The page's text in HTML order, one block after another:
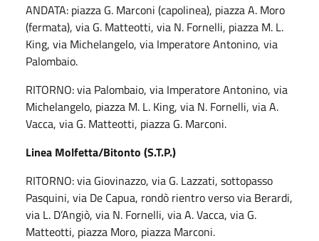
ANDATA: piazza G. Marconi (capolinea), piazza A. Moro
(fermata), via G. Matteotti, via N. Fornelli, piazza M. L.
King, via Michelangelo, via Imperatore Antonino, via
Palombaio.
RITORNO: via Palombaio, via Imperatore Antonino, via
Michelangelo, piazza M. L. King, via N. Fornelli, via A.
Vacca, via G. Matteotti, piazza G. Marconi.
Linea Molfetta/Bitonto (S.T.P.)
RITORNO: via Giovinazzo, via G. Lazzati, sottopasso
Pasquini, via De Capua, rondò rientro verso via Berardi,
via L. D’Angiò, via N. Fornelli, via A. Vacca, via G.
Matteotti, piazza Moro, piazza Marconi.